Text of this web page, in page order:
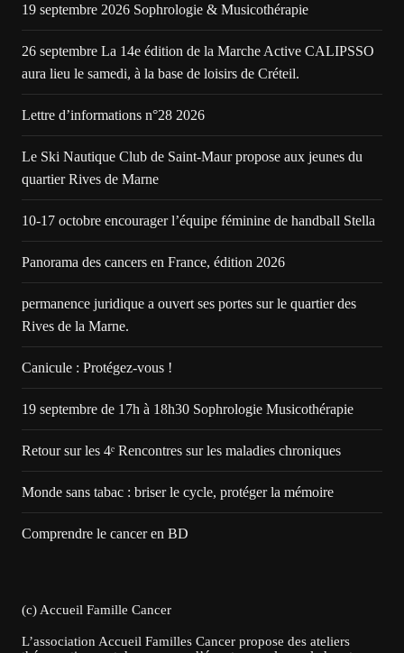
19 septembre 2026 Sophrologie & Musicothérapie
26 septembre La 14e édition de la Marche Active CALIPSSO
aura lieu le samedi, à la base de loisirs de Créteil.
Lettre d’informations n°28 2026
Le Ski Nautique Club de Saint-Maur propose aux jeunes du
quartier Rives de Marne
10-17 octobre encourager l’équipe féminine de handball Stella
Panorama des cancers en France, édition 2026
permanence juridique a ouvert ses portes sur le quartier des
Rives de la Marne.
Canicule : Protégez-vous !
19 septembre de 17h à 18h30 Sophrologie Musicothérapie
Retour sur les 4ᵉ Rencontres sur les maladies chroniques
Monde sans tabac : briser le cycle, protéger la mémoire
Comprendre le cancer en BD
(c) Accueil Famille Cancer
L’association Accueil Familles Cancer propose des ateliers